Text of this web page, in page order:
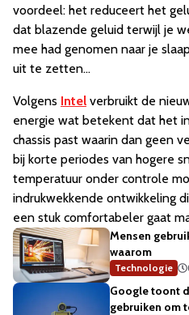
voordeel: het reduceert het
dat blazende geluid terwijl je
mee had genomen naar je
uit te zetten...
Volgens Intel verbruikt de
energie wat betekent dat het
chassis past waarin dan geen
bij korte periodes van hogere
temperatuur onder controle
indrukwekkende ontwikkeling
een stuk comfortabeler gaat
Mensen
waarom
Technologie
Google toont
gebruiken om